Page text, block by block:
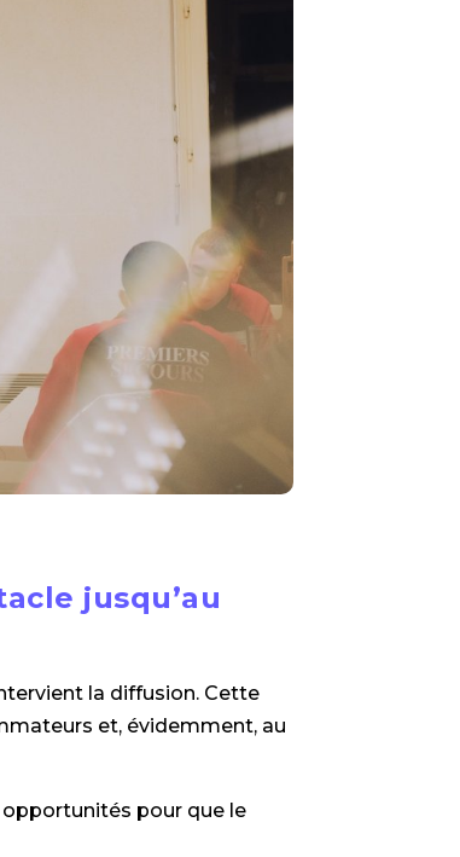
jusqu’au
la diffusion. Cette
et, évidemment, au
pour que le